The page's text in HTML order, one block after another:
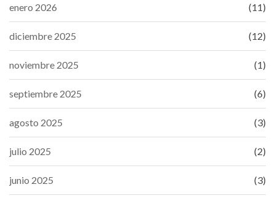
enero 2026 (11)
diciembre 2025 (12)
noviembre 2025 (1)
septiembre 2025 (6)
agosto 2025 (3)
julio 2025 (2)
junio 2025 (3)